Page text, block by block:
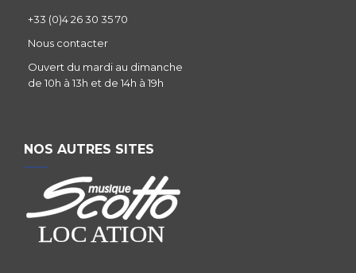
+33 (0)4 26 30 35 70
Nous contacter
Ouvert du mardi au dimanche
de 10h à 13h et de 14h à 19h
NOS AUTRES SITES